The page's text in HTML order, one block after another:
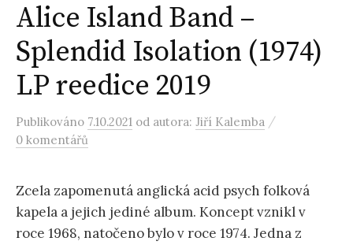
Alice Island Band –
Splendid Isolation (1974)
LP reedice 2019
Publikováno 7.10.2021 od autora: Jiří Kalemba /
0 komentářů
Zcela zapomenutá anglická acid psych folková
kapela a jejich jediné album. Koncept vznikl v
roce 1968, natočeno bylo v roce 1974. Jedna z